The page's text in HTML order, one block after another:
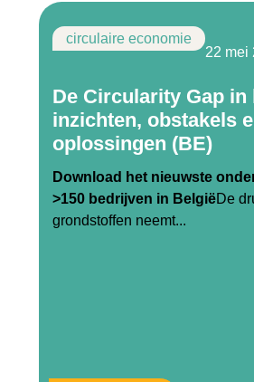
circulaire economie
22 mei
De Circularity Gap in
inzichten, obstakels
oplossingen (BE)
Download het nieuwste
>150 bedrijven in BelgiëDe
grondstoffen neemt...